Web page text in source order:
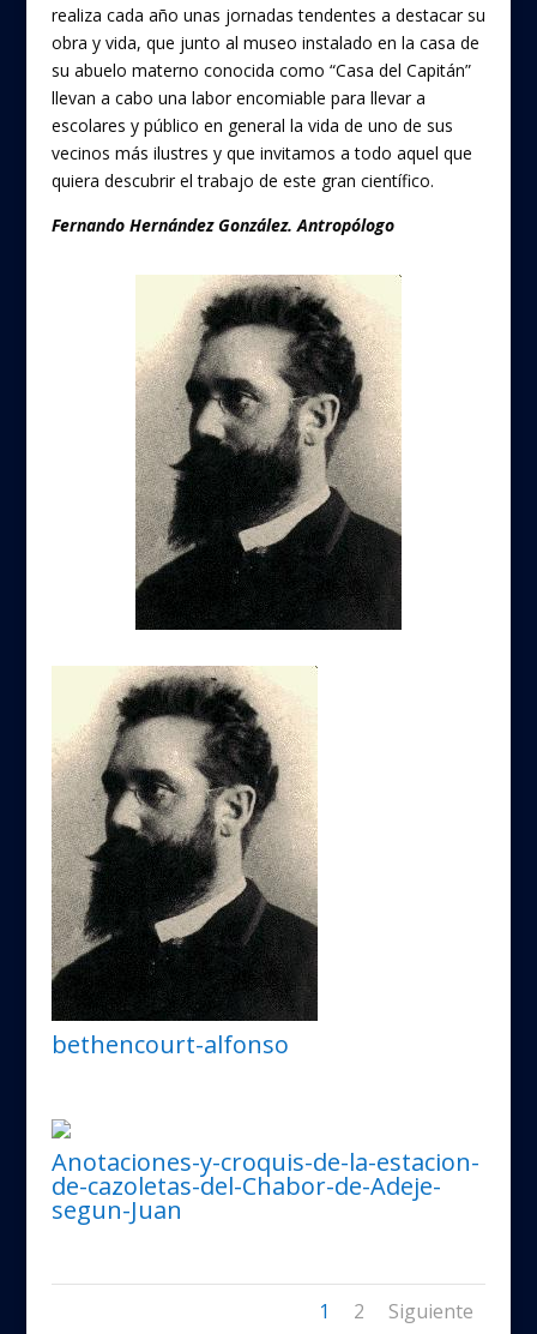
realiza cada año unas jornadas tendentes a destacar su
obra y vida, que junto al museo instalado en la casa de
su abuelo materno conocida como “Casa del Capitán”
llevan a cabo una labor encomiable para llevar a
escolares y público en general la vida de uno de sus
vecinos más ilustres y que invitamos a todo aquel que
quiera descubrir el trabajo de este gran científico.
Fernando Hernández González. Antropólogo
bethencourt-alfonso
Anotaciones-y-croquis-de-la-estacion-
de-cazoletas-del-Chabor-de-Adeje-
segun-Juan
1 2 Siguiente